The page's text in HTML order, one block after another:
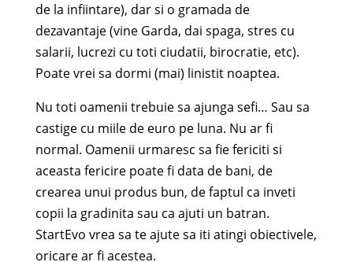
de la infiintare), dar si o gramada de
dezavantaje (vine Garda, dai spaga, stres cu
salarii, lucrezi cu toti ciudatii, birocratie, etc).
Poate vrei sa dormi (mai) linistit noaptea.
Nu toti oamenii trebuie sa ajunga sefi… Sau sa
castige cu miile de euro pe luna. Nu ar fi
normal. Oamenii urmaresc sa fie fericiti si
aceasta fericire poate fi data de bani, de
crearea unui produs bun, de faptul ca inveti
copii la gradinita sau ca ajuti un batran.
StartEvo vrea sa te ajute sa iti atingi obiectivele,
oricare ar fi acestea.